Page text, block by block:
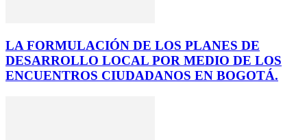
LA FORMULACIÓN DE LOS PLANES DE
DESARROLLO LOCAL POR MEDIO DE LOS
ENCUENTROS CIUDADANOS EN BOGOTÁ.